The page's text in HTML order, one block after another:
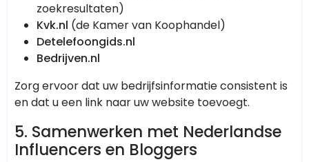
zoekresultaten)
Kvk.nl (de Kamer van Koophandel)
Detelefoongids.nl
Bedrijven.nl
Zorg ervoor dat uw bedrijfsinformatie consistent is
en dat u een link naar uw website toevoegt.
5. Samenwerken met Nederlandse
Influencers en Bloggers